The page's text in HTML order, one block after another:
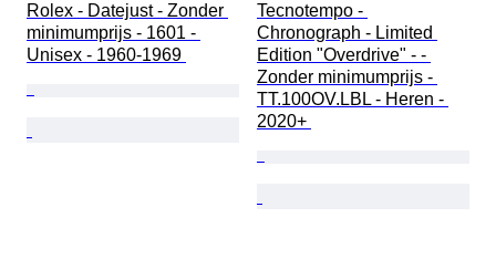
Rolex - Datejust - Zonder
minimumprijs - 1601 -
Unisex - 1960-1969
Tecnotempo -
Chronograph - Limited
Edition "Overdrive" - -
Zonder minimumprijs -
TT.100OV.LBL - Heren -
2020+